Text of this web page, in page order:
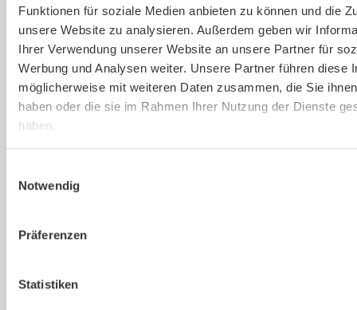
Funktionen für soziale Medien anbieten zu können und die
unsere Website zu analysieren. Außerdem geben wir
Ihrer Verwendung unserer Website an unsere Partner für
Werbung und Analysen weiter. Unsere Partner führen diese
möglicherweise mit weiteren Daten zusammen, die Sie
haben oder die sie im Rahmen Ihrer Nutzung der Dienste
haben.
Notwendig
Präferenzen
Statistiken
Online und live die Ausbildung zum
Sicherheitsbeauftragten absolvieren. An nur
einem Tag. Strukturierte Schulung, praxisnah
und interessant.